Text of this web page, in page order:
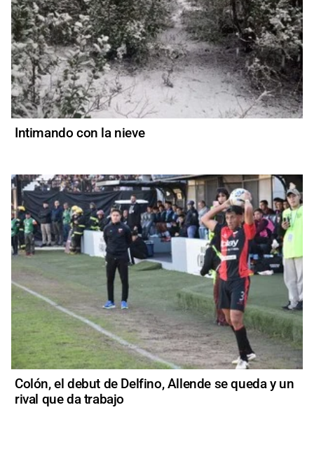
Intimando con la nieve
Colón, el debut de Delfino, Allende se queda y un
rival que da trabajo